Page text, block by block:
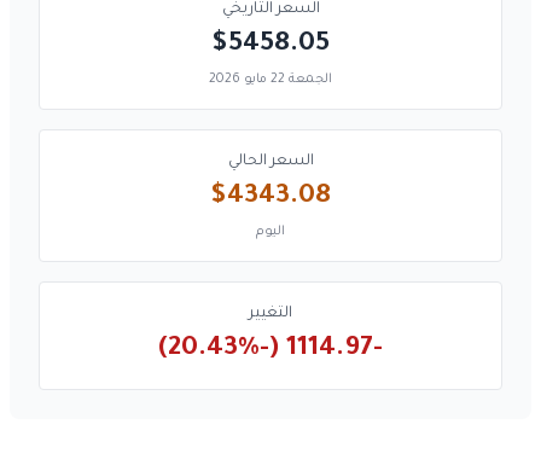
السعر التاريخي
$5458.05
الجمعة 22 مايو 2026
السعر الحالي
$4343.08
اليوم
التغيير
-1114.97 (-20.43%)